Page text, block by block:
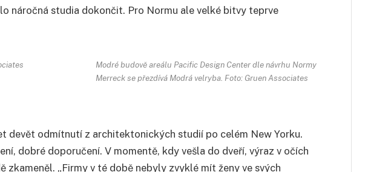
náročná studia dokončit. Pro Normu ale velké bitvy teprve
Modré budově areálu Pacific Design Center dle návrhu Normy
Merreck se přezdívá Modrá velryba. Foto: Gruen Associates
devět odmítnutí z architektonických studií po celém New Yorku.
dobré doporučení. V momentě, kdy vešla do dveří, výraz v očích
zkameněl. „Firmy v té době nebyly zvyklé mít ženy ve svých